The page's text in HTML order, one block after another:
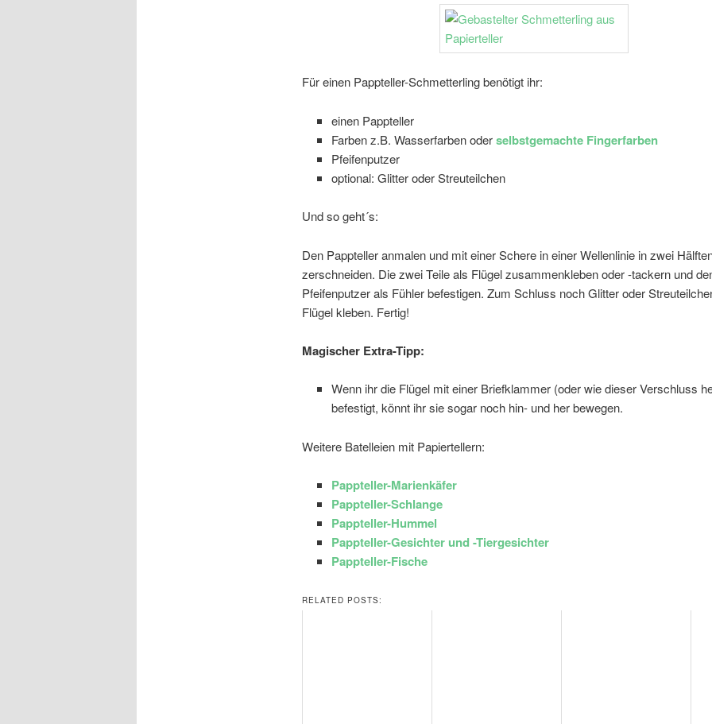
Für einen Pappteller-Schmetterling benötigt ihr:
einen Pappteller
Farben z.B. Wasserfarben oderselbstgemachte Fingerfarben
Pfeifenputzer
optional: Glitter oder Streuteilchen
Und so geht´s:
Den Pappteller anmalen und mit einer Schere in einer Wellenlinie in zwei
zerschneiden. Die zwei Teile als Flügel zusammenkleben oder -tackern und
Pfeifenputzer als Fühler befestigen. Zum Schluss noch Glitter oder
Flügel kleben. Fertig!
Magischer Extra-Tipp:
Wenn ihr die Flügel mit einer Briefklammer (oder wie dieser Verschluss
befestigt, könnt ihr sie sogar noch hin- und her bewegen.
Weitere Batelleien mit Papiertellern:
Pappteller-Marienkäfer
Pappteller-Schlange
Pappteller-Hummel
Pappteller-Gesichter und -Tiergesichter
Pappteller-Fische
RELATED POSTS: